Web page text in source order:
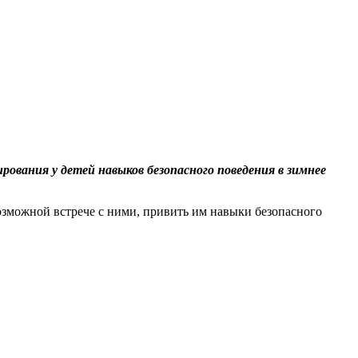
у детей навыков безопасного поведения в зимнее
встрече с ними, привить им навыки безопасного